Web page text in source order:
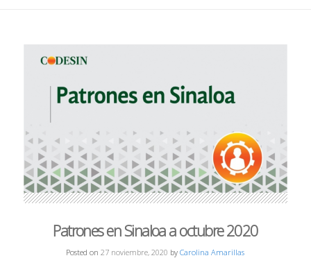
Patrones en Sinaloa a octubre 2020
Posted on 27 noviembre, 2020 by Carolina Amarillas